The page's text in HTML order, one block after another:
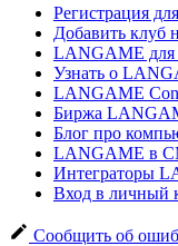
Регистрация
Добавить клуб
LANGAME для
Узнать о
LANGAME
Биржа
Блог про
LANGAME в
Интеграторы
Вход в личный
Сообщить об